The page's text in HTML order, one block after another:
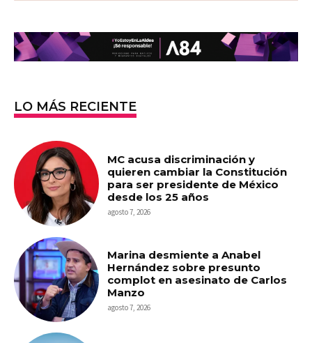
LO MÁS RECIENTE
MC acusa discriminación y
quieren cambiar la Constitución
para ser presidente de México
desde los 25 años
agosto 7, 2026
Marina desmiente a Anabel
Hernández sobre presunto
complot en asesinato de Carlos
Manzo
agosto 7, 2026